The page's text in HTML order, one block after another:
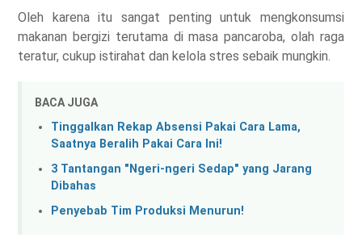
Oleh karena itu sangat penting untuk mengkonsumsi
makanan bergizi terutama di masa pancaroba, olah raga
teratur, cukup istirahat dan kelola stres sebaik mungkin.
BACA JUGA
Tinggalkan Rekap Absensi Pakai Cara Lama,
Saatnya Beralih Pakai Cara Ini!
3 Tantangan "Ngeri-ngeri Sedap" yang Jarang
Dibahas
Penyebab Tim Produksi Menurun!